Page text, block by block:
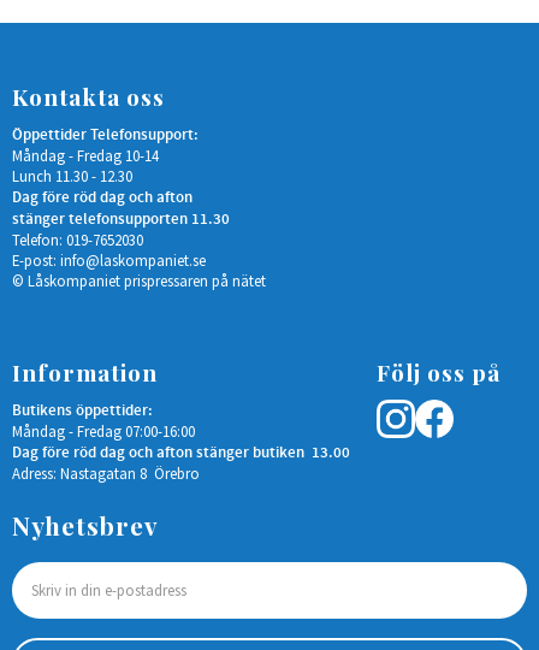
Kontakta oss
Öppettider Telefonsupport:
Måndag - Fredag 10-14
Lunch 11.30 - 12.30
Dag före röd dag och afton
stänger telefonsupporten 11.30
Telefon: 019-7652030
E-post: info@laskompaniet.se
© Låskompaniet prispressaren på nätet
Information
Butikens öppettider:
Måndag - Fredag 07:00-16:00
Dag före röd dag och afton stänger butiken 13.00
Adress: Nastagatan 8 Örebro
Följ oss på
Nyhetsbrev